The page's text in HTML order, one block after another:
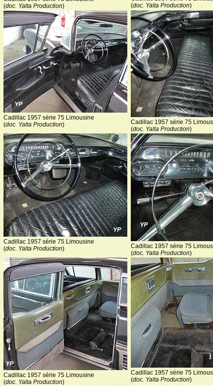
(doc. Yalta Production)
(doc. Yalta Production)
Cadillac 1957 série 75 Limousine
(doc. Yalta Production)
Cadillac 1957 série 75
(doc. Yalta Production)
Cadillac 1957 série 75 Limousine
(doc. Yalta Production)
Cadillac 1957 série 75
(doc. Yalta Production)
Cadillac 1957 série 75 Limousine
(doc. Yalta Production)
Cadillac 1957 série 75
(doc. Yalta Production)